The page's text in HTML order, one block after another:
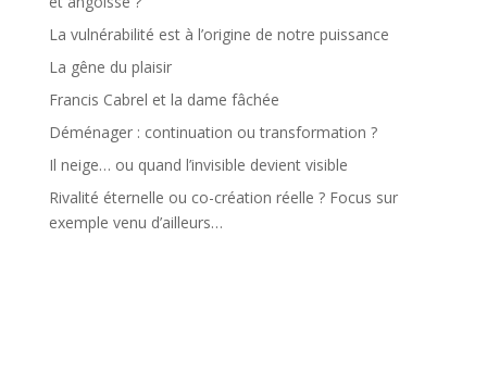
La vulnérabilité est à l’origine de notre puissance
La gêne du plaisir
Francis Cabrel et la dame fâchée
Déménager : continuation ou transformation ?
Il neige… ou quand l’invisible devient visible
Rivalité éternelle ou co-création réelle ? Focus sur
exemple venu d’ailleurs…